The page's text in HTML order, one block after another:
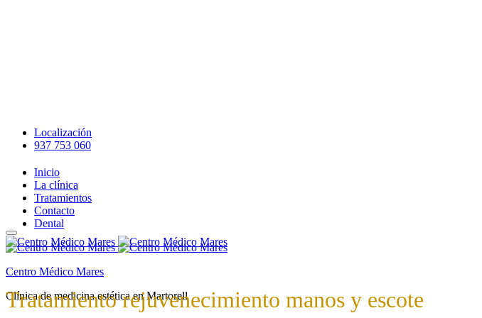
Localización
937 753 060
Inicio
La clínica
Tratamientos
Contacto
Dental
Centro Médico Mares
Clínica de medicina estética en Martorell
Tratamiento rejuvenecimiento manos y escote